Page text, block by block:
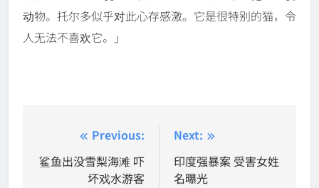
动物。托尔多似乎对此心存感激。它是很特别的猫，令
人无法不喜欢它。」
navigation
Previous:
鲨鱼出没雪梨海滩 吓
坏戏水游客
Next:
印度强暴案 受害女姓
名曝光